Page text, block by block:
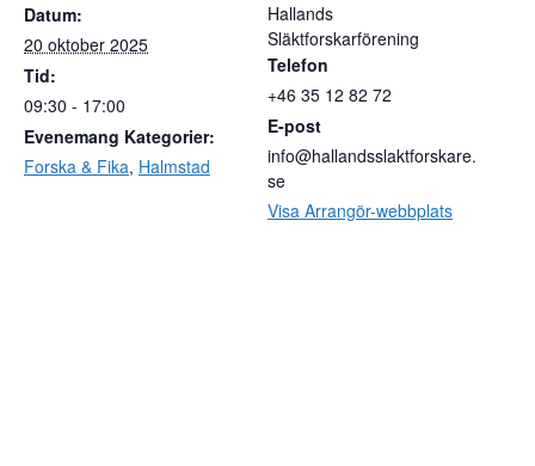
Datum:
20 oktober 2025
Tid:
09:30 - 17:00
Evenemang Kategorier:
Forska & Fika, Halmstad
Hallands
Släktforskarförening
Telefon
+46 35 12 82 72
E-post
info@hallandsslaktforskare.
se
Visa Arrangör-webbplats